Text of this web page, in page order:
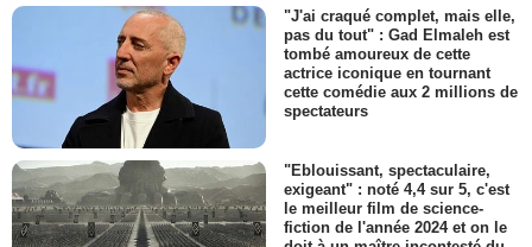
"J'ai craqué complet, mais elle,
pas du tout" : Gad Elmaleh est
tombé amoureux de cette
actrice iconique en tournant
cette comédie aux 2 millions de
spectateurs
"Eblouissant, spectaculaire,
exigeant" : noté 4,4 sur 5, c'est
le meilleur film de science-
fiction de l'année 2024 et on le